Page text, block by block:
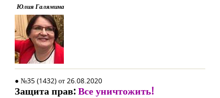
Юлия Галямина
● №35 (1432) от 26.08.2020
Защита прав:Все уничтожить!